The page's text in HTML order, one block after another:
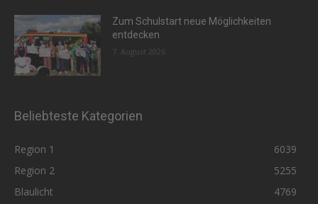
Zum Schulstart neue Möglichkeiten
entdecken
7. August 2026
Beliebteste Kategorien
Region 1
6039
Region 2
5255
Blaulicht
4769